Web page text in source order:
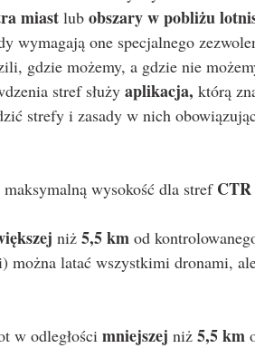
miast lub obszary w pobliżu
wymagają one specjalnego
gdzie możemy, a gdzie nie
stref służy
aplikacja, którą
strefy i zasady w nich
maksymalną wysokość dla stref
CTR
niż 5,5 km od
można latać wszystkimi dronami,
w odległości mniejszej niż 5,5 km